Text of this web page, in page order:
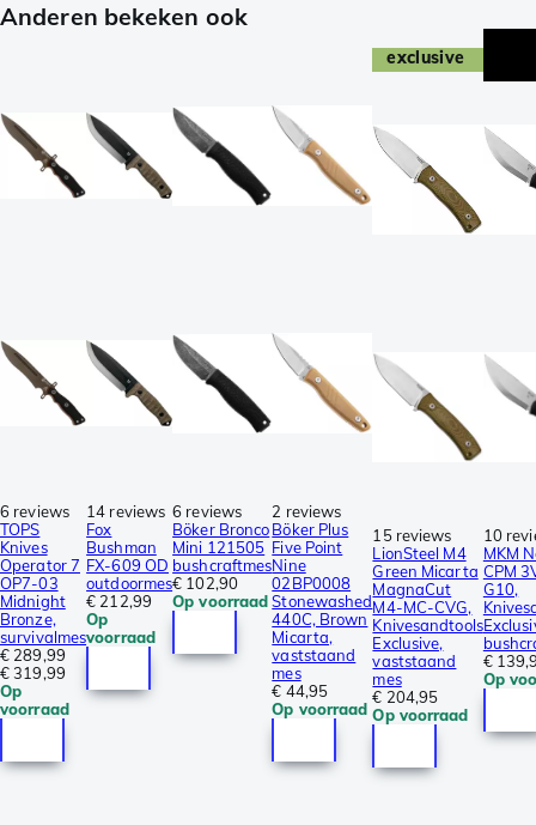
Anderen bekeken ook
6 reviews
TOPS
Knives
Operator 7
OP7-03
Midnight
Bronze,
survivalmes
€ 289,99
€ 319,99
Op
voorraad
14 reviews
Fox
Bushman
FX-609 OD
outdoormes
€ 212,99
Op
voorraad
6 reviews
Böker Bronco
Mini 121505
bushcraftmes
€ 102,90
Op voorraad
2 reviews
Böker Plus
Five Point
Nine
02BP0008
Stonewashed
440C, Brown
Micarta,
vaststaand
mes
€ 44,95
Op voorraad
exclusive
15 reviews
LionSteel M4
Green Micarta
MagnaCut
M4-MC-CVG,
Knivesandtools
Exclusive,
vaststaand
mes
€ 204,95
Op voorraad
10
MKM
CPM
G10,
€
Op